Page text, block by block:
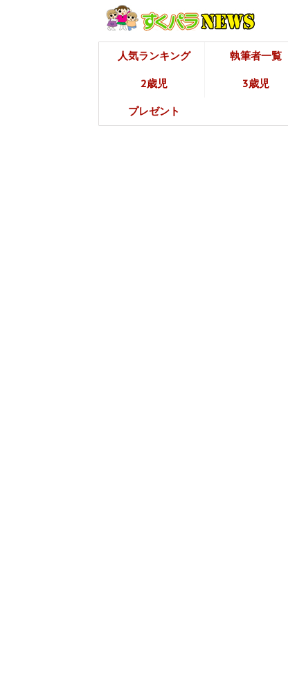
人気ランキング 執筆者一覧
2歳児 3歳児
プレゼント